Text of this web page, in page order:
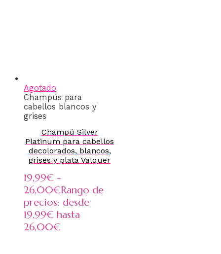
Agotado
Champús para
cabellos blancos y
grises
Champú Silver
Platinum para cabellos
decolorados, blancos,
grises y plata Valquer
19,99€ -
26,00€Rango de
precios: desde
19,99€ hasta
26,00€